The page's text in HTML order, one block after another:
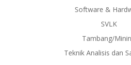
Software &
SVLK
Tambang/
Teknik Analisis dan